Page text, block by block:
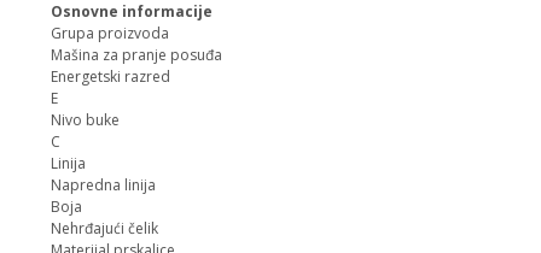
Osnovne informacije
Grupa proizvoda
Mašina za pranje posuđa
Energetski razred
E
Nivo buke
C
Linija
Napredna linija
Boja
Nehrđajući čelik